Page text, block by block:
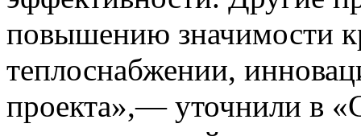
повышению значимости
теплоснабжении,
проекта»,— уточнили в